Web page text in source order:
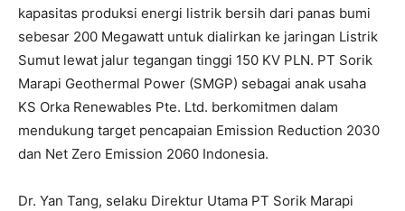
kapasitas produksi energi listrik bersih dari panas bumi
sebesar 200 Megawatt untuk dialirkan ke jaringan Listrik
Sumut lewat jalur tegangan tinggi 150 KV PLN. PT Sorik
Marapi Geothermal Power (SMGP) sebagai anak usaha
KS Orka Renewables Pte. Ltd. berkomitmen dalam
mendukung target pencapaian Emission Reduction 2030
dan Net Zero Emission 2060 Indonesia.
Dr. Yan Tang, selaku Direktur Utama PT Sorik Marapi